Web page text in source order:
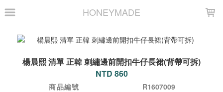
HONEYMADE
楊晨熙 清單 正韓 刺繡邊前開扣牛仔長裙(背帶可拆)
NTD 860
商品編號
R1607009